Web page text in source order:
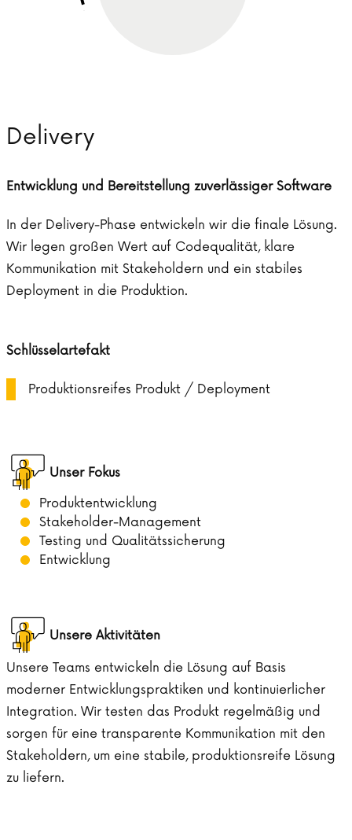
Delivery
Entwicklung und Bereitstellung zuverlässiger Software
In der Delivery-Phase entwickeln wir die finale Lösung.
Wir legen großen Wert auf Codequalität, klare
Kommunikation mit Stakeholdern und ein stabiles
Deployment in die Produktion.
Schlüsselartefakt
Produktionsreifes Produkt / Deployment
Unser Fokus
Produktentwicklung
Stakeholder-Management
Testing und Qualitätssicherung
Entwicklung
Unsere Aktivitäten
Unsere Teams entwickeln die Lösung auf Basis
moderner Entwicklungspraktiken und kontinuierlicher
Integration. Wir testen das Produkt regelmäßig und
sorgen für eine transparente Kommunikation mit den
Stakeholdern, um eine stabile, produktionsreife Lösung
zu liefern.